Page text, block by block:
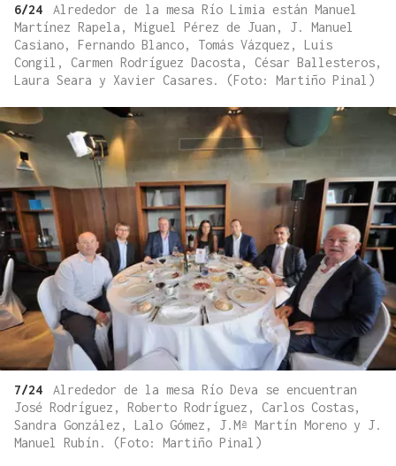
6/24
Alrededor de la mesa Río Limia están Manuel
Martínez Rapela, Miguel Pérez de Juan, J. Manuel
Casiano, Fernando Blanco, Tomás Vázquez, Luis
Congil, Carmen Rodríguez Dacosta, César Ballesteros,
Laura Seara y Xavier Casares. (Foto: Martiño Pinal)
7/24
Alrededor de la mesa Río Deva se encuentran
José Rodríguez, Roberto Rodríguez, Carlos Costas,
Sandra González, Lalo Gómez, J.Mª Martín Moreno y J.
Manuel Rubín. (Foto: Martiño Pinal)